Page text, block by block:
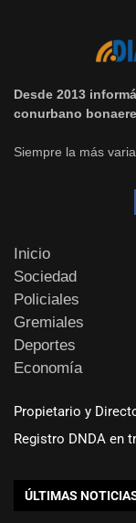
Desde 2013
conurbano
Siempre la más
Inicio
Sociedad
Policiales
Gremiales
Deportes
Economía
Propietario y
Registro DNDA en
ÚLTIMAS